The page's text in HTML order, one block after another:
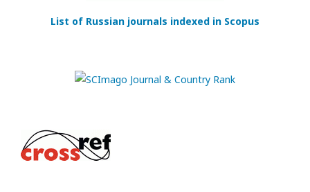
List of Russian journals indexed in Scopus